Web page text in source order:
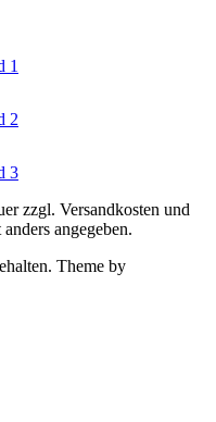
1
2
3
zzgl. Versandkosten und
angegeben.
Theme by